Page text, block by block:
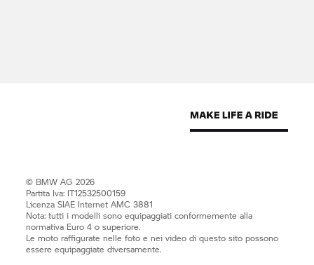
© BMW AG 2026
Partita Iva: IT12532500159
Licenza SIAE Internet AMC 3881
Nota: tutti i modelli sono equipaggiati conformemente alla
normativa Euro 4 o superiore.
Le moto raffigurate nelle foto e nei video di questo sito possono
essere equipaggiate diversamente.